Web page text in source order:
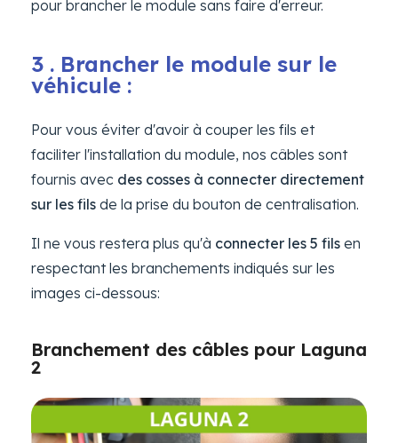
pour brancher le module sans faire d'erreur.
3 . Brancher le module sur le
véhicule :
Pour vous éviter d'avoir à couper les fils et
faciliter l'installation du module, nos câbles sont
fournis avec des cosses à connecter directement
sur les fils de la prise du bouton de centralisation.
Il ne vous restera plus qu'à connecter les 5 fils en
respectant les branchements indiqués sur les
images ci-dessous:
Branchement des câbles pour Laguna
2